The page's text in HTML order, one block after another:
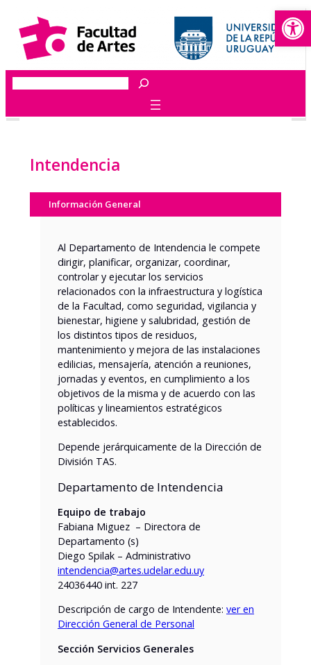
contenido
Buscar
Intendencia
Información General
Al Departamento de Intendencia le compete
dirigir, planificar, organizar, coordinar,
controlar y ejecutar los servicios
relacionados con la infraestructura y logística
de la Facultad, como seguridad, vigilancia y
bienestar, higiene y salubridad, gestión de
los distintos tipos de residuos,
mantenimiento y mejora de las instalaciones
edilicias, mensajería, atención a reuniones,
jornadas y eventos, en cumplimiento a los
objetivos de la misma y de acuerdo con las
políticas y lineamientos estratégicos
establecidos.
Depende jerárquicamente de la Dirección de
División TAS.
Departamento de Intendencia
Equipo de trabajo
Fabiana Miguez – Directora de
Departamento (s)
Diego Spilak – Administrativo
intendencia@artes.udelar.edu.uy
24036440 int. 227
Descripción de cargo de Intendente: ver en
Dirección General de Personal
Sección Servicios Generales